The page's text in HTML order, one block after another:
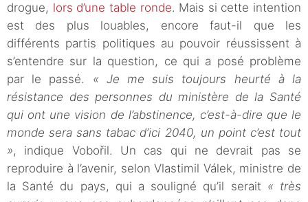
drogue, lors d’une table ronde. Mais si cette intention
est des plus louables, encore faut-il que les
différents partis politiques au pouvoir réussissent à
s’entendre sur la question, ce qui a posé problème
par le passé. « Je me suis toujours heurté à la
résistance des personnes du ministère de la Santé
qui ont une vision de l’abstinence, c’est-à-dire que le
monde sera sans tabac d’ici 2040, un point c’est tout
», indique Vobořil. Un cas qui ne devrait pas se
reproduire à l’avenir, selon Vlastimil Válek, ministre de
la Santé du pays, qui a souligné qu’il serait « très